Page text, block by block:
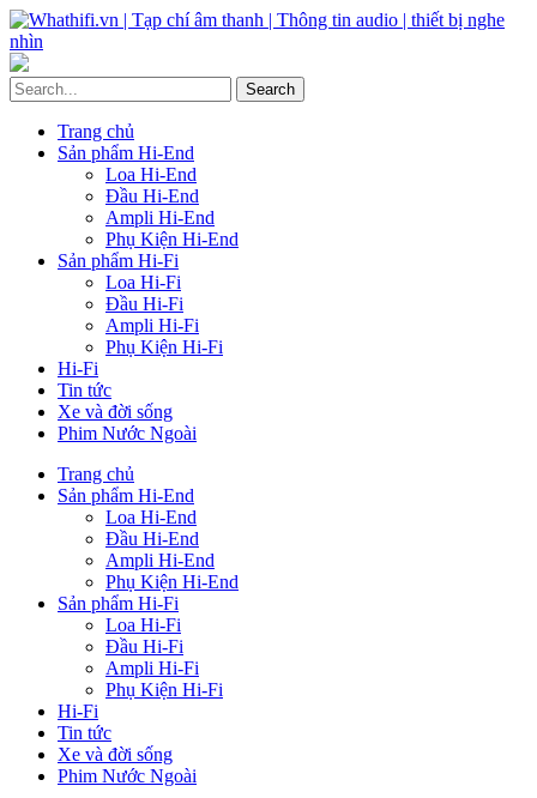
Trang chủ
Sản phẩm Hi-End
Loa Hi-End
Đầu Hi-End
Ampli Hi-End
Phụ Kiện Hi-End
Sản phẩm Hi-Fi
Loa Hi-Fi
Đầu Hi-Fi
Ampli Hi-Fi
Phụ Kiện Hi-Fi
Hi-Fi
Tin tức
Xe và đời sống
Phim Nước Ngoài
Trang chủ
Sản phẩm Hi-End
Loa Hi-End
Đầu Hi-End
Ampli Hi-End
Phụ Kiện Hi-End
Sản phẩm Hi-Fi
Loa Hi-Fi
Đầu Hi-Fi
Ampli Hi-Fi
Phụ Kiện Hi-Fi
Hi-Fi
Tin tức
Xe và đời sống
Phim Nước Ngoài